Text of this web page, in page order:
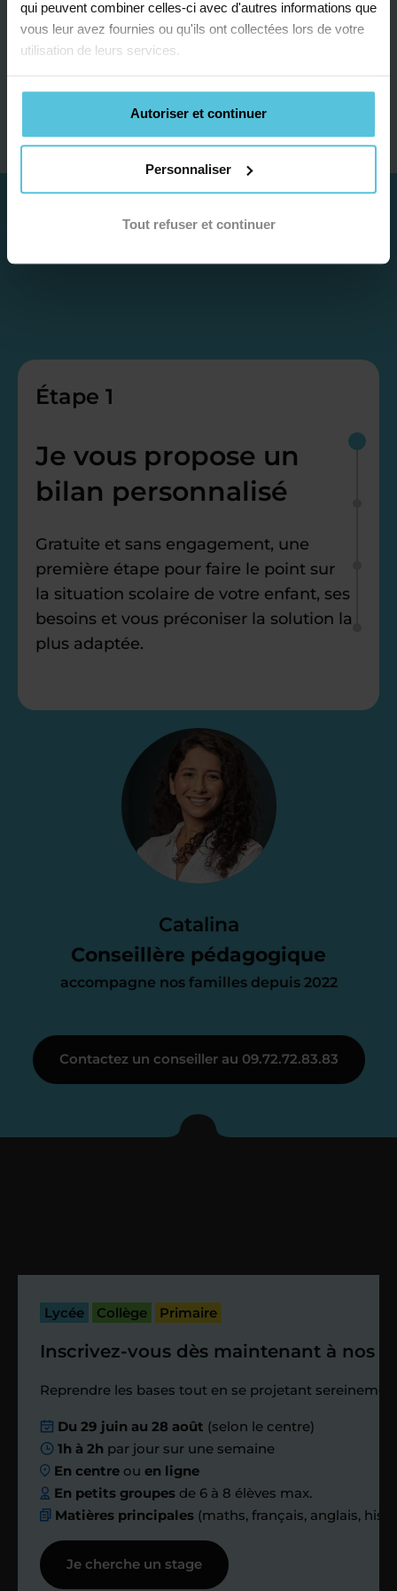
qui peuvent combiner celles-ci avec d'autres informations que
vous leur avez fournies ou qu'ils ont collectées lors de votre
utilisation de leurs services.
Autoriser et continuer
Personnaliser
Tout refuser et continuer
Catalina
Conseillère pédagogique
accompagne nos familles depuis 2022
Étape 1
Je vous propose un
bilan personnalisé
Gratuite et sans engagement, une
première étape pour faire le point sur
la situation scolaire de votre enfant, ses
besoins et vous préconiser la solution la
plus adaptée.
Étape 2
Je vous envoie une
proposition
d’accompagnement
parfait. À partir de maintenant nous
nous occupons de tout.
Je vous présente votre
enseignant sous 72
passé.
Étape 4
Nous planifions
ensemble des
échanges réguliers
Afin de suivre le travail et les progrès
réalisés, votre enseignant et moi-
Contactez un conseiller au 09.72.72.83.83
Lycée Collège Primaire
Inscrivez-vous dès maintenant à nos
Reprendre les bases tout en se projetant
Du 29 juin au 28 août (selon le centre)
1h à 2h par jour sur une semaine
En centre ouen ligne
En petits groupes de 6 à 8 élèves max.
Matières principales (maths, français, anglais,
Je cherche un stage